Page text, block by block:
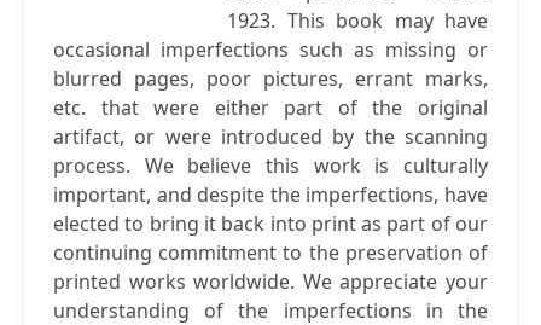
1923. This book may have
occasional imperfections such as missing or
blurred pages, poor pictures, errant marks,
etc. that were either part of the original
artifact, or were introduced by the scanning
process. We believe this work is culturally
important, and despite the imperfections, have
elected to bring it back into print as part of our
continuing commitment to the preservation of
printed works worldwide. We appreciate your
understanding of the imperfections in the